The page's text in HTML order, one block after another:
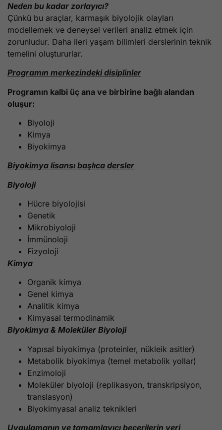
Neden bu kadar zorlayıcı?
Çünkü bu araçlar, karmaşık biyolojik olayları
modellemek ve deneysel verileri analiz etmek için
zorunludur. Daha ileri yaşam bilimleri derslerinin teknik
temelini oluştururlar.
Programın merkezindeki disiplinler
Programın kalbi üç ana ve birbirine bağlı alandan
oluşur:
Biyoloji
Kimya
Biyokimya
Biyokimya lisansı başlıca dersler
Biyoloji
Hücre biyolojisi
Genetik
Mikrobiyoloji
İmmünoloji
Fizyoloji
Kimya
Organik kimya
Genel kimya
Analitik kimya
Kimyasal termodinamik
Biyokimya & Moleküler Biyoloji
Yapısal biyokimya (proteinler, nükleik asitler)
Metabolik biyokimya (temel metabolik yollar)
Enzimoloji
Moleküler biyoloji (replikasyon, transkripsiyon,
translasyon)
Biyokimyasal analiz teknikleri
Uygulamanın ve tamamlayıcı becerilerin yeri